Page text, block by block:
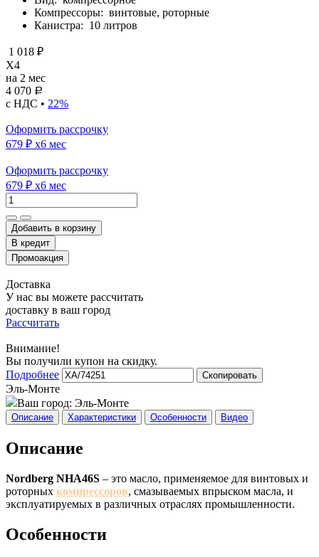
Компрессоры: винтовые, роторные
Канистра: 10 литров
1 018 ₽
X4
на 2 мес
4 070 Р
с НДС • 22%
Оформить рассрочку
679 ₽ x6 мес
Оформить рассрочку
679 ₽ x6 мес
Добавить в корзину
Доставка
У нас вы можете рассчитать
доставку в ваш город
Рассчитать
Внимание!
Вы получили купон на скидку.
Подробнее
Скопировать
Эль-Монте
Ваш город: Эль-Монте
Описание Характеристики Особенности Видео
Описание
Nordberg NHA46S – это масло, применяемое для винтовых и
роторных компрессоров, смазываемых впрыском масла, и
эксплуатируемых в различных отраслях промышленности.
Особенности